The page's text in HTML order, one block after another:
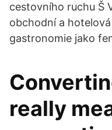
cestovního ruchu Š
obchodní a
gastronomie jako
really